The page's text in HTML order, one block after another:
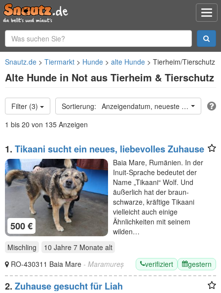
Snautz.de Tiermarkt Hunde alte Hunde Tierheim/Tierschutz
Alte Hunde in Not aus Tierheim & Tierschutz
Filter (3)
Anzeigendatum, neueste oben
1 bis 20 von 135 Anzeigen
1. Tikaani sucht ein neues, liebevolles Zuhause
500 €
Baia Mare, Rumänien. In der
Inuit-Sprache bedeutet der
Name „Tikaani“ Wolf. Und
äußerlich hat der braun-
schwarze, kräftige Tikaani
vielleicht auch einige
Ähnlichkeiten mit seinem
wilden…
Mischling
10 Jahre 7 Monate alt
RO-430311 Baia Mare - Maramureș verifiziert gestern
2. Zuhause gesucht für Liah